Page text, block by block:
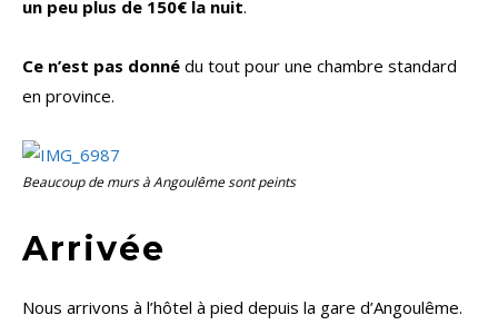
un peu plus de 150€ la nuit.
Ce n’est pas donné du tout pour une chambre standard
en province.
Beaucoup de murs à Angoulême sont peints
Arrivée
Nous arrivons à l’hôtel à pied depuis la gare d’Angoulême.